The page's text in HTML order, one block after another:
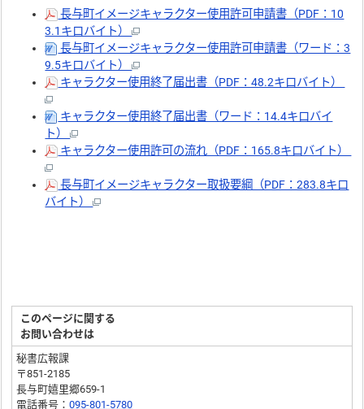
長与町イメージキャラクター使用許可申請書（PDF：10
3.1キロバイト）
長与町イメージキャラクター使用許可申請書（ワード：3
9.5キロバイト）
キャラクター使用終了届出書（PDF：48.2キロバイト）
キャラクター使用終了届出書（ワード：14.4キロバイ
ト）
キャラクター使用許可の流れ（PDF：165.8キロバイト）
長与町イメージキャラクター取扱要綱（PDF：283.8キロ
バイト）
このページに関する
お問い合わせは
秘書広報課
〒851-2185
長与町嬉里郷659-1
電話番号：095-801-5780